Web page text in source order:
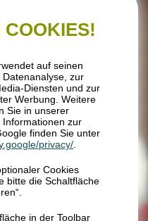
auf seinen
zur
Diensten und zur
Werbung. Weitere
Sie in unserer
. Informationen zur
finden Sie unter
privacy/
Cookies
bitte die Schaltfläche
in der Toolbar